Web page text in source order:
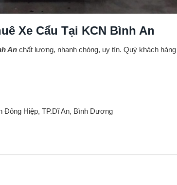
Xe Cẩu Tại KCN Bình An
An chất lượng, nhanh chóng, uy tín. Quý khách
Đông Hiệp, TP.Dĩ An, Bình Dương